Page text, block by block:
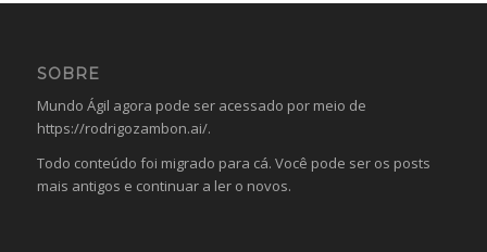
SOBRE
Mundo Ágil agora pode ser acessado por meio de
https://rodrigozambon.ai/.
Todo conteúdo foi migrado para cá. Você pode ser os posts
mais antigos e continuar a ler o novos.